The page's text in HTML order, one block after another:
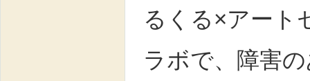
るくる×アート
ラボで、障害